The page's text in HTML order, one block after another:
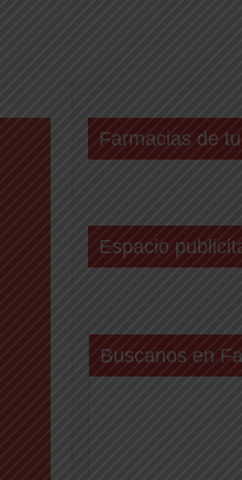
Farmacias de
Espacio
Buscanos en